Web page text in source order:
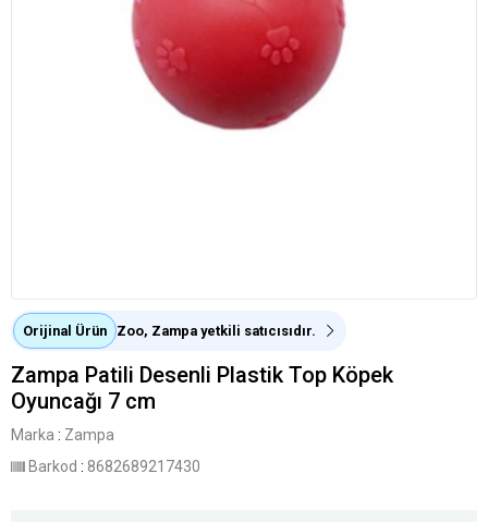
Orijinal Ürün Zoo, Zampa yetkili satıcısıdır.
Zampa Patili Desenli Plastik Top Köpek
Oyuncağı 7 cm
Marka : Zampa
Barkod : 8682689217430